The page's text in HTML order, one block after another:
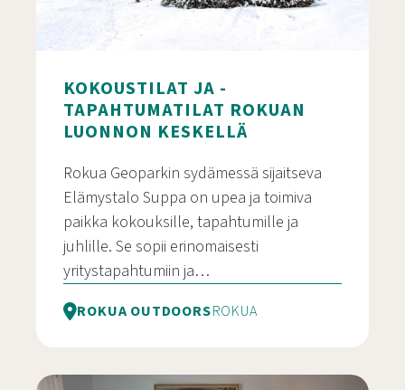
KOKOUSTILAT JA -
TAPAHTUMATILAT ROKUAN
LUONNON KESKELLÄ
Rokua Geoparkin sydämessä sijaitseva
Elämystalo Suppa on upea ja toimiva
paikka kokouksille, tapahtumille ja
juhlille. Se sopii erinomaisesti
yritystapahtumiin ja…
ROKUA OUTDOORSROKUA